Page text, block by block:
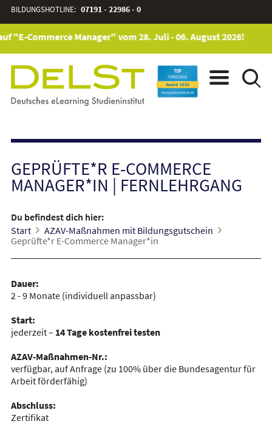
BILDUNGSHOTLINE: 07191 - 22986 - 0
"E-Commerce Manager" vom 28. Juli - 06. August 2026!
GEPRÜFTE*R E-COMMERCE
MANAGER*IN | FERNLEHRGANG
Du befindest dich hier:
Start
AZAV-Maßnahmen mit Bildungsgutschein
Geprüfte*r E-Commerce Manager*in
Dauer:
2 - 9 Monate(individuell anpassbar)
Start:
jederzeit – 14 Tage kostenfrei testen
AZAV-Maßnahmen-Nr.:
verfügbar, auf Anfrage(zu 100% über die Bundesagentur für
Arbeit förderfähig)
Abschluss:
Zertifikat